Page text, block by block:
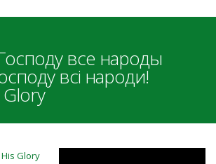
все народы
всі народи!
Glory